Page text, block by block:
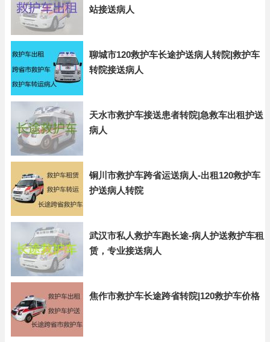
站接送病人
聊城市120救护车长途护送病人转院|救护车
转院接送病人
天水市救护车接送患者转院|急救车出租护送
病人
铜川市救护车跨省运送病人-出租120救护车
护送病人转院
武汉市私人救护车跑长途-病人护送救护车租
赁，专业接送病人
焦作市救护车长途跨省转院|120救护车价格